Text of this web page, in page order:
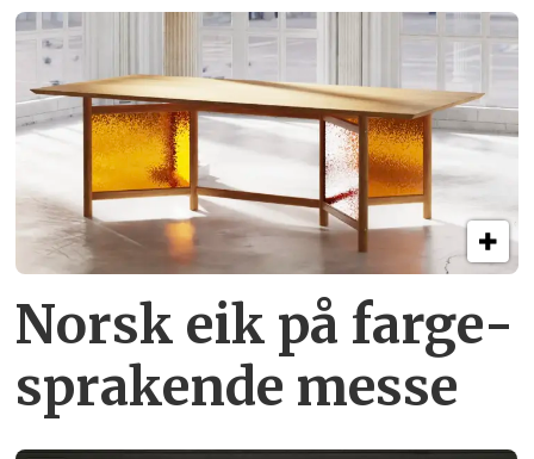
Norsk eik på farge­
sprakende messe